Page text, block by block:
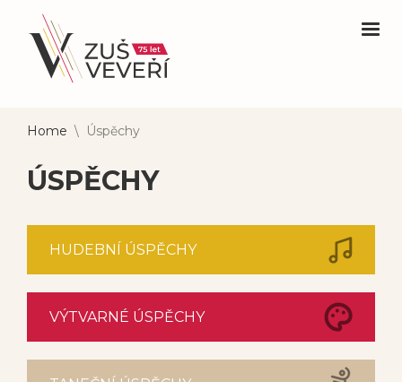
Home \ Úspěchy
ÚSPĚCHY
HUDEBNÍ ÚSPĚCHY
VÝTVARNÉ ÚSPĚCHY